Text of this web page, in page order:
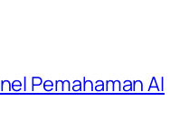
Pemahaman AI